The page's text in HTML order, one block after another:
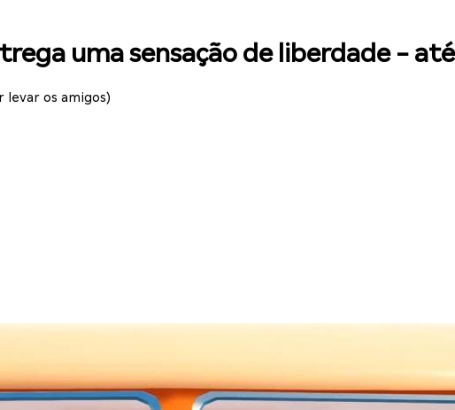
uma sensação de liberdade -
levar os amigos)